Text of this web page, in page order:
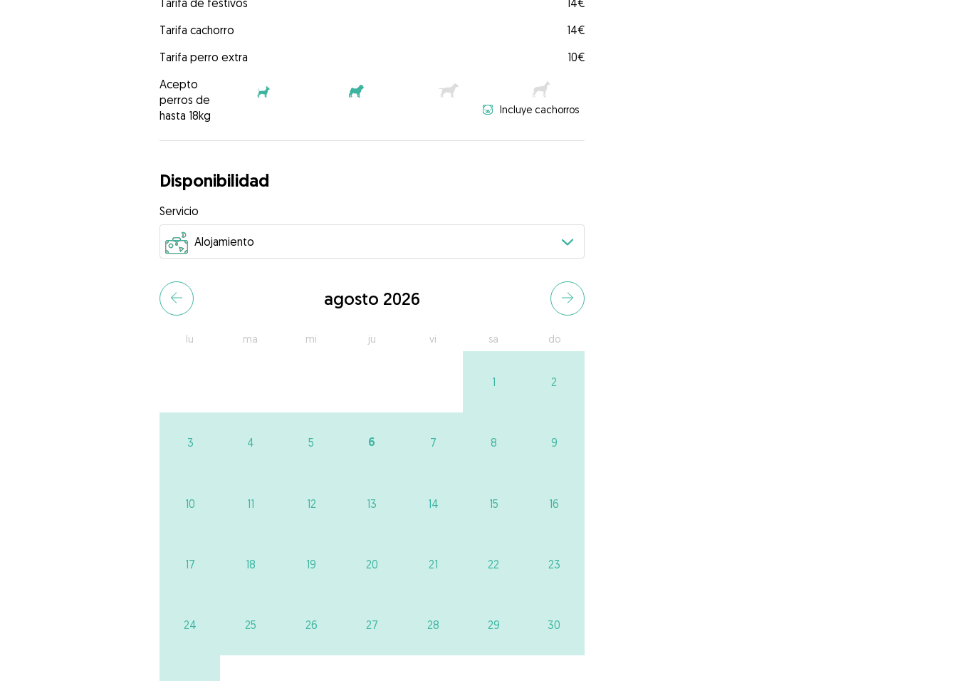
Tarifa de festivos
14€
Tarifa cachorro
14€
Tarifa perro extra
10€
Acepto
perros de
hasta 18kg
Incluye cachorros
Disponibilidad
Servicio
agosto 2026
lu ma mi ju vi sa do
1 2
3 4 5 6 7 8 9
10 11 12 13 14 15 16
17 18 19 20 21 22 23
24 25 26 27 28 29 30